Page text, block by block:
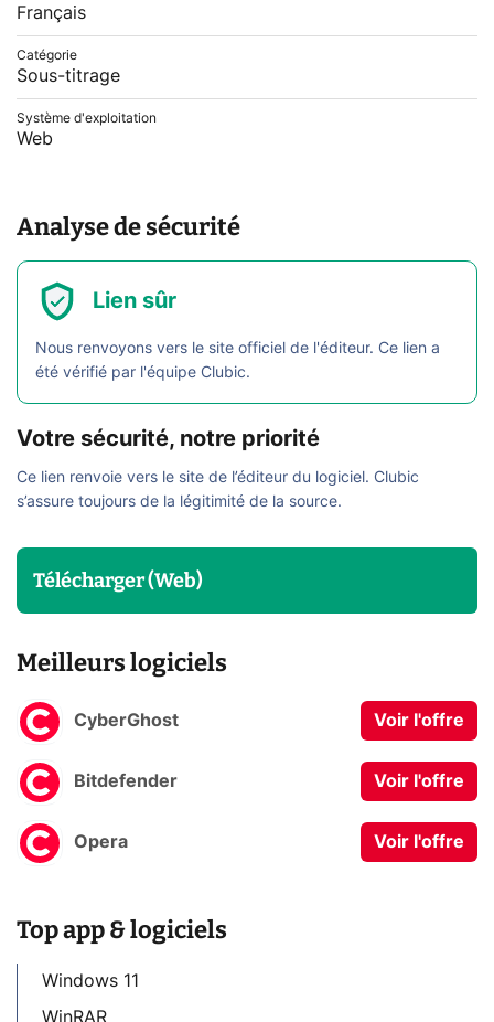
Français
Catégorie
Sous-titrage
Système d'exploitation
Web
Analyse de sécurité
Lien sûr
Nous renvoyons vers le site officiel de l'éditeur. Ce lien a
été vérifié par l'équipe Clubic.
Votre sécurité, notre priorité
Ce lien renvoie vers le site de l’éditeur du logiciel. Clubic
s’assure toujours de la légitimité de la source.
Télécharger (Web)
Meilleurs logiciels
CyberGhost Voir l'offre
Bitdefender Voir l'offre
Opera Voir l'offre
Top app & logiciels
Windows 11
WinRAR